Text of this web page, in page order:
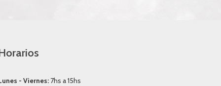
- Viernes: 7hs a 15hs